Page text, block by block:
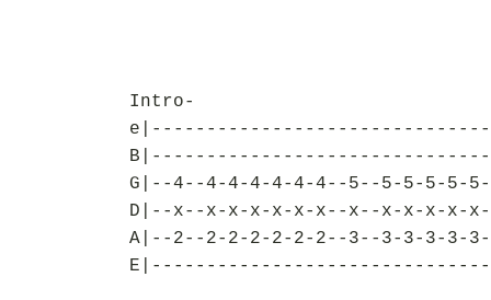
Intro-
G|--4--4-4-4-4-4-4--5--5-5-5-5-
D|--x--x-x-x-x-x-x--x--x-x-x-x-
A|--2--2-2-2-2-2-2--3--3-3-3-3-